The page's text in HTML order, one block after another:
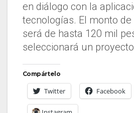
en diálogo con la
tecnologías. El monto
será de hasta 120 mil
seleccionará un
Compártelo
Twitter Facebook